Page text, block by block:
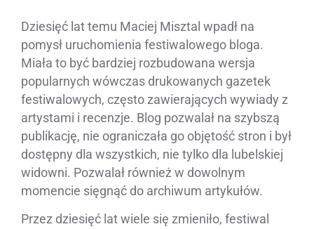
Dziesięć lat temu Maciej Misztal wpadł na
pomysł uruchomienia festiwalowego bloga.
Miała to być bardziej rozbudowana wersja
popularnych wówczas drukowanych gazetek
festiwalowych, często zawierających wywiady z
artystami i recenzje. Blog pozwalał na szybszą
publikację, nie ograniczała go objętość stron i był
dostępny dla wszystkich, nie tylko dla lubelskiej
widowni. Pozwalał również w dowolnym
momencie sięgnąć do archiwum artykułów.
Przez dziesięć lat wiele się zmieniło, festiwal